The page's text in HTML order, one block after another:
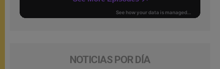
NOTICIAS POR DÍA